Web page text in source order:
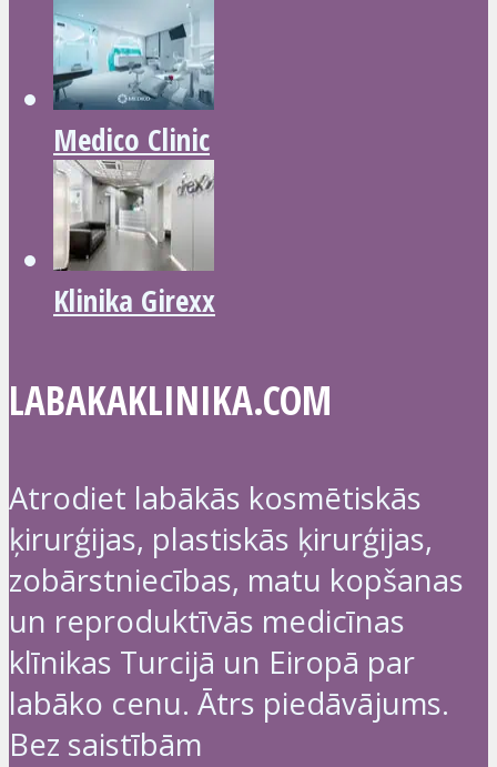
Medico Clinic
Klinika Girexx
LABAKAKLINIKA.COM
Atrodiet labākās kosmētiskās
ķirurģijas, plastiskās ķirurģijas,
zobārstniecības, matu kopšanas
un reproduktīvās medicīnas
klīnikas Turcijā un Eiropā par
labāko cenu. Ātrs piedāvājums.
Bez saistībām